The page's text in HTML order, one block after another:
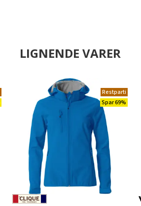
LIGNENDE VARER
Restparti
Spar 69%